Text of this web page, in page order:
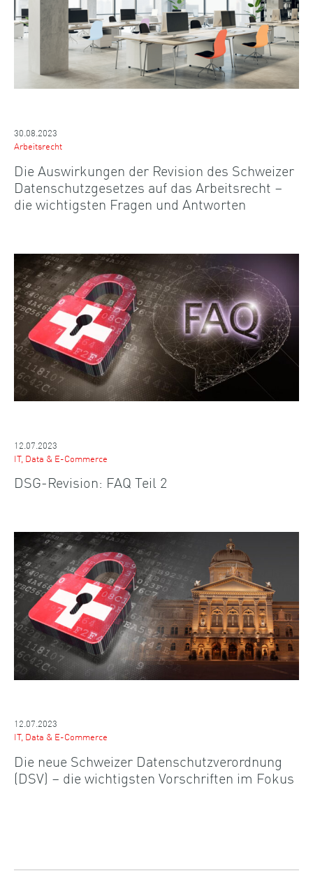
30.08.2023
Arbeitsrecht
Die Auswirkungen der Revision des Schweizer
Datenschutzgesetzes auf das Arbeitsrecht –
die wichtigsten Fragen und Antworten
12.07.2023
IT, Data & E-Commerce
DSG-Revision: FAQ Teil 2
12.07.2023
IT, Data & E-Commerce
Die neue Schweizer Datenschutzverordnung
(DSV) – die wichtigsten Vorschriften im Fokus